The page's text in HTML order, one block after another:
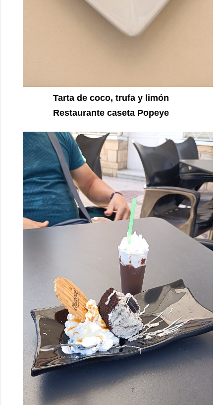
Tarta de coco, trufa y limón
Restaurante caseta Popeye